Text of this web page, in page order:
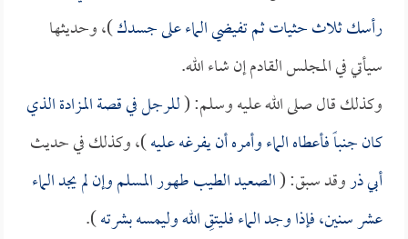
رأسك ثلاث حثيات ثم تفيضي الماء على جسدك)، وحديثها
سيأتي في المجلس القادم إن شاء الله.
وكذلك قال صلى الله عليه وسلم: (للرجل في قصة المزادة الذي
كان جنباً فأعطاه الماء وأمره أن يفرغه عليه)، وكذلك في حديث
أبي ذروقد سبق: (الصعيد الطيب طهور المسلم وإن لم يجد الماء
عشر سنين، فإذا وجد الماء فليتقِ الله وليمسه بشرته).